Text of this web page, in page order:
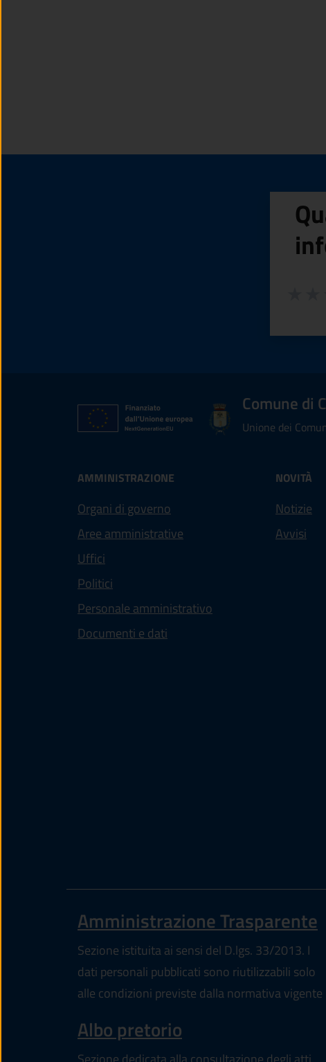
Comune di
Unione dei
AMMINISTRAZIONE
Organi di governo
Aree amministrative
Uffici
Politici
Personale amministrativo
Documenti e dati
NOVITÀ
Notizie
Avvisi
Amministrazione Trasparente
Sezione istituita ai sensi del D.lgs. 33/2013. I
dati personali pubblicati sono riutilizzabili solo
alle condizioni previste dalla normativa vigente
Albo pretorio